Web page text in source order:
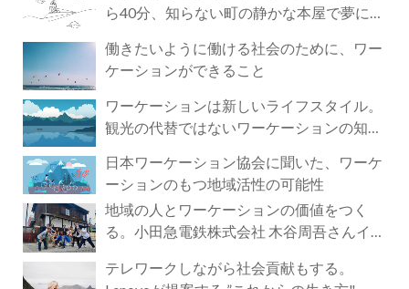
ら40分、知らない町の静かな本屋で夢に近
働きたいように働ける社会のために、ワー
ケーションができること
ワーケーションは新しいライフスタイル。
観光の代替ではないワーケーションの知ら
日本ワーケーション協会に聞いた、ワーケ
ーションのもつ地域活性の可能性
地域の人とワーケーションの価値をつく
る。小田急電鉄株式会社 木谷周吾さんイン
テレワークしながら社会貢献もする。